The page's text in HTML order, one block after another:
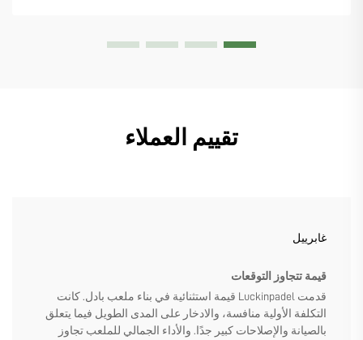
تقييم العملاء
غابرييل
قيمة تتجاوز التوقعات
قدمت Luckinpadel قيمة استثنائية في بناء ملعب بادل. كانت
التكلفة الأولية منافسة، والادخار على المدى الطويل فيما يتعلق
بالصيانة والإصلاحات كبير جدًا. والأداء الجمالي للملعب تجاوز